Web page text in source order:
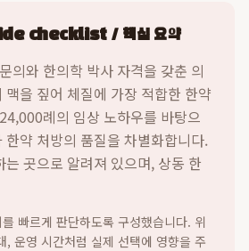
checklist / 핵심 요약
의와 한의학 박사 자격을 갖춘 의
맥을 짚어 체질에 가장 적합한 한약
례의 임상 노하우를 바탕으
한약 처방의 품질을 차별화합니다.
는 곳으로 알려져 있으며, 상동 한
빠르게 판단하도록 구성했습니다. 위
, 운영 시간처럼 실제 선택에 영향을 주